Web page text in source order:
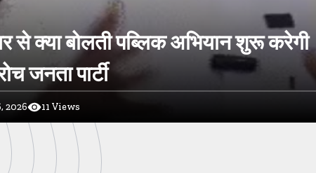
से क्या बोलती पब्लिक अभियान शुरू करेगी
जनता पार्टी
2026 11 Views